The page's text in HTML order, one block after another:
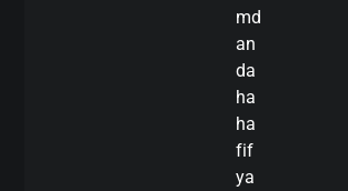
md
an
da
ha
ha
fif
ya